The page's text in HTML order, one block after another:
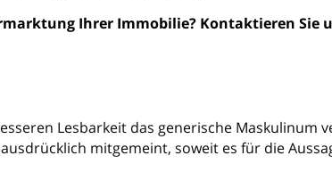
Ihrer Immobilie? Kontaktieren Sie
Lesbarkeit das generische Maskulinum
mitgemeint, soweit es für die